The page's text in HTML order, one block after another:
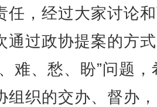
任，经过大家讨论
通过政协提案的方
难、愁、盼”问题，
组织的交办、督办